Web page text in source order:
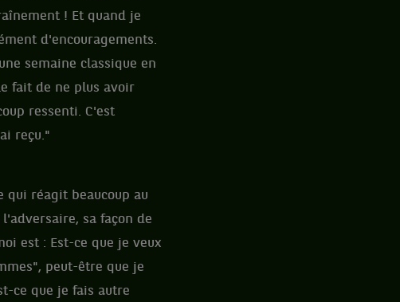
! Et quand je
d'encouragements.
semaine classique en
fait de ne plus avoir
ressenti. C'est
reçu."
qui réagit beaucoup au
sa façon de
est : Est-ce que je veux
peut-être que je
ce que je fais autre